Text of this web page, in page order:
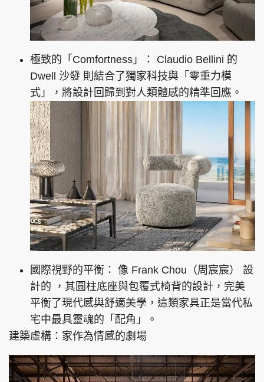
極致的「Comfortness」： Claudio Bellini 的
Dwell 沙發 則結合了獨家科技與「零重力模
式」，將設計回歸到對人類體感的精準回應。
國際視野的平衡： 像 Frank Chou（周宸宸） 設
計的 ，其圓柱底座與包覆式椅背的設計，完美
平衡了現代感與舒適美學，這類家具正是當代私
宅中最具靈魂的「配角」。
建築虛構：家作為情感的劇場